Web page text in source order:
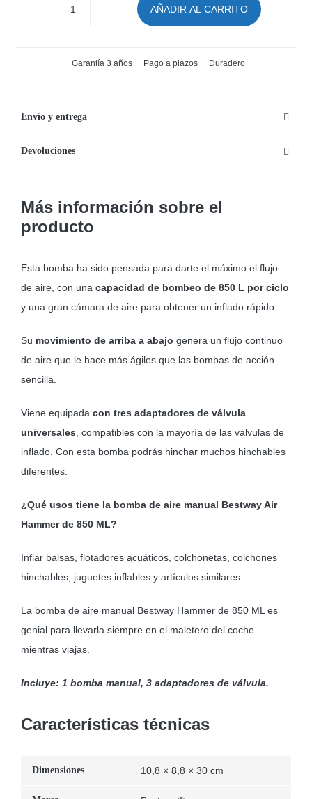
ML
Air
AÑADIR AL CARRITO
Garantía 3 años Pago a plazos Duradero
Envío y entrega
Devoluciones
Más información sobre el
producto
Esta bomba ha sido pensada para darte el máximo el flujo
de aire, con una capacidad de bombeo de 850 L por ciclo
y una gran cámara de aire para obtener un inflado rápido.
Su movimiento de arriba a abajo genera un flujo continuo
de aire que le hace más ágiles que las bombas de acción
sencilla.
Viene equipada con tres adaptadores de válvula
universales, compatibles con la mayoría de las válvulas de
inflado. Con esta bomba podrás hinchar muchos hinchables
diferentes.
¿Qué usos tiene la bomba de aire manual Bestway Air
Hammer de 850 ML?
Inflar balsas, flotadores acuáticos, colchonetas, colchones
hinchables, juguetes inflables y artículos similares.
La bomba de aire manual Bestway Hammer de 850 ML es
genial para llevarla siempre en el maletero del coche
mientras viajas.
Incluye: 1 bomba manual, 3 adaptadores de válvula.
Características técnicas
Dimensiones 10,8 × 8,8 × 30 cm